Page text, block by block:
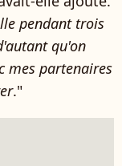
pendant trois
qu'on
mes partenaires
."